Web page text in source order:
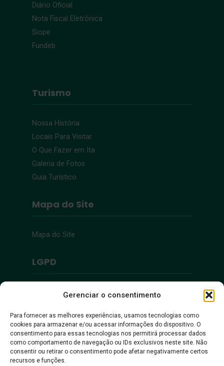
Gerenciar o consentimento
Para fornecer as melhores experiências, usamos tecnologias como
cookies para armazenar e/ou acessar informações do dispositivo. O
consentimento para essas tecnologias nos permitirá processar dados
como comportamento de navegação ou IDs exclusivos neste site. Não
consentir ou retirar o consentimento pode afetar negativamente certos
recursos e funções.
Diário Oficial
Nota Fiscal Eletrônica
Siope
Fundeb
Turismo
Nossa História
Locais Para Visitar
O Que Fazer em Ita
Galeria de Fotos
Guia Turístico
Mapa do Site
Mapa do Site
LGPD
Política de Privacidade
Acessibilidade
Acessibilidade